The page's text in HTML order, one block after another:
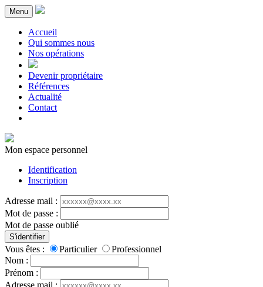
Menu
Accueil
Qui sommes nous
Nos opérations
Devenir propriétaire
Références
Actualité
Contact
Mon espace personnel
Identification
Inscription
Adresse mail :
Mot de passe :
Mot de passe oublié
S'identifier
Vous êtes : Particulier
Professionnel
Nom :
Prénom :
Adresse mail :